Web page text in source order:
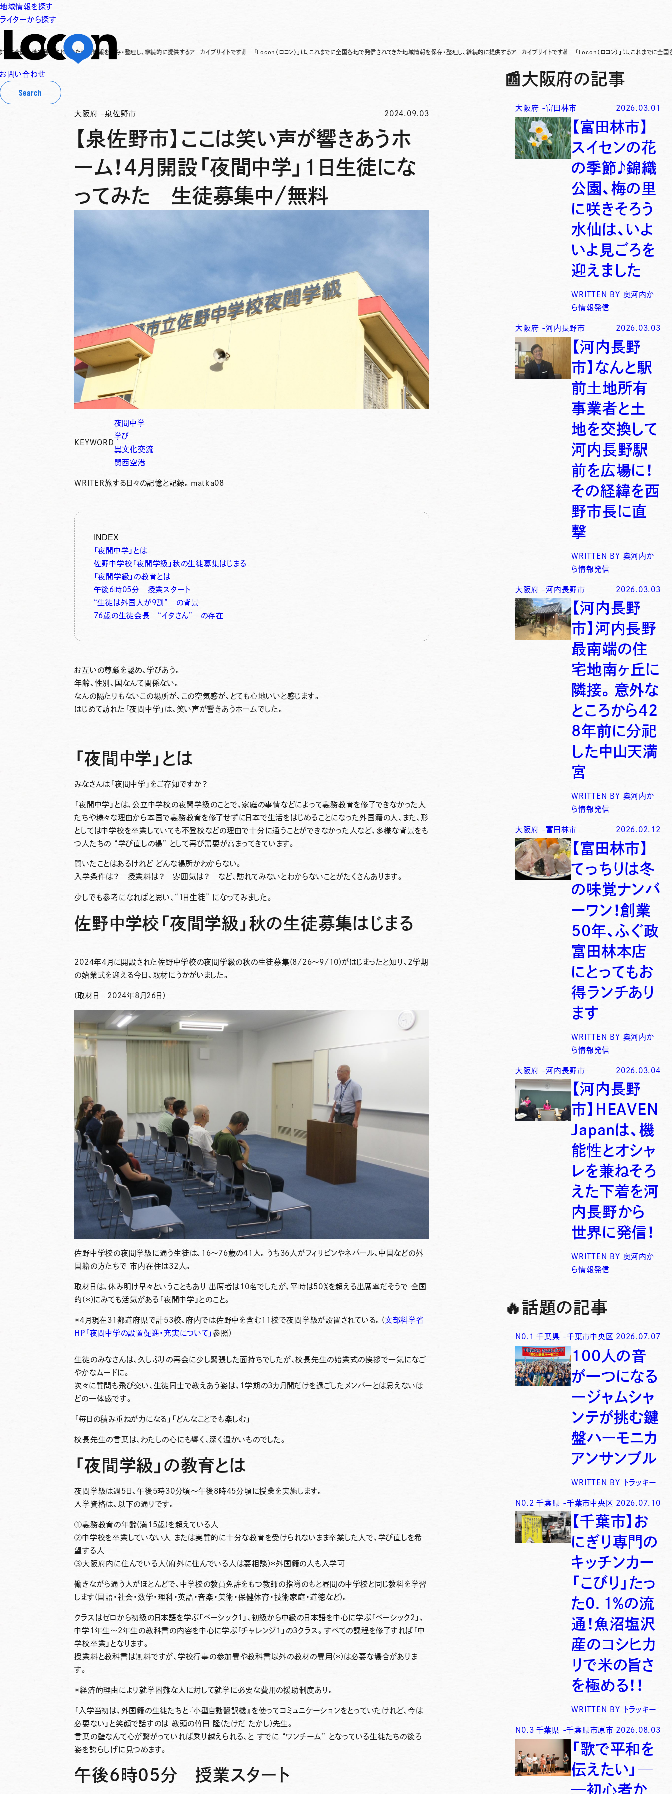
地域情報を探す
ライターから探す
お問い合わせ
Search
で発信されてきた地域情報を保存・整理し、継続的に提供するアーカイブサイトです✌ 「Locon（ロコン）」は、これまでに全国各地で発信されてきた地域情報を保存・整理し、継続的に提供するアーカイブサイトです✌ 「Locon（ロコン）」は、これまでに全国各地で発信
大阪府 - 泉佐野市 2024.09.03
【泉佐野市】ここは笑い声が響きあうホ
ーム！4月開設「夜間中学」1日生徒にな
ってみた 生徒募集中/無料
KEYWORD
夜間中学
学び
異文化交流
関西空港
WRITER旅する日々の記憶と記録。matka08
INDEX
「夜間中学」とは
佐野中学校「夜間学級」秋の生徒募集はじまる
「夜間学級」の教育とは
午後6時05分 授業スタート
“生徒は外国人が9割” の背景
76歳の生徒会長 “イタさん” の存在
お互いの尊厳を認め、学びあう。
年齢、性別、国なんて関係ない。
なんの隔たりもないこの場所が、この空気感が、とても心地いいと感じます。
はじめて訪れた「夜間中学」は、笑い声が響きあうホームでした。
「夜間中学」とは
みなさんは「夜間中学」をご存知ですか？
「夜間中学」とは、 公立中学校の夜間学級 のことで、家庭の事情などによって義務教育を修了できなかった人
たちや様々な理由から本国で義務教育を修了せずに日本で生活をはじめることになった外国籍の人、また、形
としては中学校を卒業していても不登校などの理由で十分に通うことができなかった人など、多様な背景をも
つ人たちの “学び直しの場” として再び需要が高まってきています。
聞いたことはあるけれど どんな場所かわからない。
入学条件は？ 授業料は？ 雰囲気は？ など、訪れてみないとわからないことがたくさんあります。
少しでも参考になればと思い、“ 1日生徒” になってみました。
佐野中学校「夜間学級」秋の生徒募集はじまる
2024年4月に開設された佐野中学校の夜間学級の秋の生徒募集(8/26～9/10)がはじまったと知り、2学期
の始業式を迎える今日、取材にうかがいました。
(取材日 2024年8月26日)
佐野中学校の夜間学級に通う生徒は、16～76歳の41人。うち36人がフィリピンやネパール、中国などの外
国籍の方たちで 市内在住は32人。
取材日は、休み明け早々ということもあり 出席者は10名でしたが、平時は50％を超える出席率だそうで 全国
的(＊)にみても活気がある「夜間中学」とのこと。
＊4月現在31都道府県で計53校、府内では佐野中を含む11校で夜間学級が設置されている。(文部科学省
HP「夜間中学の設置促進・充実について」参照)
生徒のみなさんは、久しぶりの再会に少し緊張した面持ちでしたが、校長先生の始業式の挨拶で一気になご
やかなムードに。
次々に質問も飛び交い、生徒同士で教えあう姿は、1学期の3カ月間だけを過ごしたメンバーとは思えないほ
どの一体感です。
「毎日の積み重ねが力になる」「どんなことでも楽しむ」
校長先生の言葉は、わたしの心にも響く、深く温かいものでした。
「夜間学級」の教育とは
夜間学級は週5日、午後5時30分頃～午後8時45分頃に授業を実施します。
入学資格は、以下の通りです。
①義務教育の年齢(満15歳)を超えている人
②中学校を卒業していない人 または実質的に十分な教育を受けられないまま卒業した人で、学び直しを希
望する人
③大阪府内に住んでいる人(府外に住んでいる人は要相談)＊外国籍の人も入学可
働きながら通う人がほとんどで、中学校の教員免許をもつ教師の指導のもと昼間の中学校と同じ教科を学習
します(国語・社会・数学・理科・英語・音楽・美術・保健体育・技術家庭・道徳など)。
クラスはゼロから初級の日本語を学ぶ「ベーシック1」 、 初級から中級の日本語を中心に学ぶ「ベーシック2」 、
中学1年生～2年生の教科書の内容を中心に学ぶ「チャレンジ1」 の3クラス。すべての課程を修了すれば「中
学校卒業」となります。
授業料と教科書は無料ですが、学校行事の参加費や教科書以外の教材の費用(＊)は必要な場合がありま
す。
＊経済的理由により就学困難な人に対して就学に必要な費用の援助制度あり。
「入学当初は、外国籍の生徒たちと『小型自動翻訳機』を使ってコミュニケーションをとっていたけれど、今は
必要ない」と笑顔で話すのは 教頭の竹田 隆(たけだ たかし)先生。
言葉の壁なんて心が繋がっていれば乗り越えられる、と すでに “ワンチーム” となっている生徒たちの後ろ
姿を誇らしげに見つめます。
午後6時05分 授業スタート
📰大阪府の記事
大阪府 - 富田林市 2026.03.01
【富田林市】
スイセンの花
の季節♪錦織
公園、梅の里
に咲きそろう
水仙は、いよ
いよ見ごろを
迎えました
WRITTEN BY 奥河内か
ら情報発信
大阪府 -河内長野市 2026.03.03
【河内長野
市】なんと駅
前土地所有
事業者と土
地を交換して
河内長野駅
前を広場に！
その経緯を西
野市長に直
撃
WRITTEN BY 奥河内か
ら情報発信
大阪府 -河内長野市 2026.03.03
【河内長野
市】河内長野
最南端の住
宅地南ヶ丘に
隣接。意外な
ところから42
8年前に分祀
した中山天満
宮
WRITTEN BY 奥河内か
ら情報発信
大阪府 - 富田林市 2026.02.12
【富田林市】
てっちりは冬
の味覚ナンバ
ーワン！創業
50年、ふぐ政
富田林本店
にとってもお
得ランチあり
ます
WRITTEN BY 奥河内か
ら情報発信
大阪府 -河内長野市 2026.03.04
【河内長野
市】HEAVEN
Japanは、機
能性とオシャ
レを兼ねそろ
えた下着を河
内長野から
世界に発信！
WRITTEN BY 奥河内か
ら情報発信
🔥 話題の記事
N0. 1 千葉県 -千葉市中央区 2026.07.07
100人の音
が一つになる
―ジャムシャ
ンテが挑む鍵
盤ハーモニカ
アンサンブル
WRITTEN BY トラッキー
N0. 2 千葉県 -千葉市中央区 2026.07.10
【千葉市】お
にぎり専門の
キッチンカー
「こびり」たっ
た0．1％の流
通！魚沼塩沢
産のコシヒカ
リで米の旨さ
を極める！！
WRITTEN BY トラッキー
N0. 3 千葉県 -千葉県市原市 2026.08.03
「歌で平和を
伝えたい」─
─初心者か